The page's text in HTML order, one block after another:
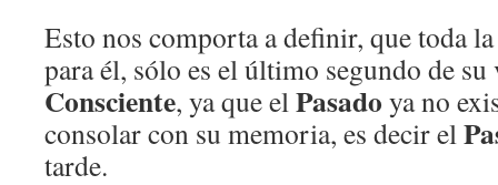
Esto nos comporta a definir, que toda
para él, sólo es el último segundo de
Consciente, ya que elPasado ya no
consolar con su memoria, es decir el
tarde.